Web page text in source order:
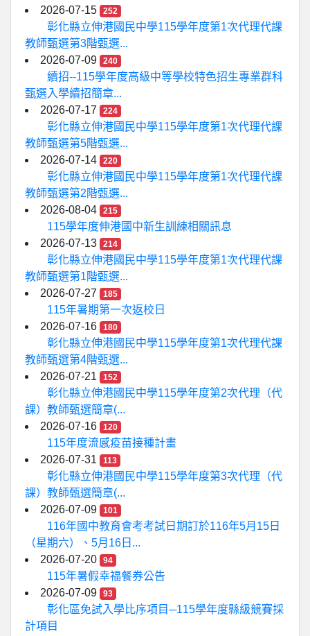
2026-07-15
252
彰化縣立伸港國民中學115學年度第1次代理代課
教師甄選第3階甄選...
2026-07-09
240
續招--115學年度高級中等學校特色招生專業群科
甄選入學續招簡章...
2026-07-17
224
彰化縣立伸港國民中學115學年度第1次代理代課
教師甄選第5階甄選...
2026-07-14
220
彰化縣立伸港國民中學115學年度第1次代理代課
教師甄選第2階甄選...
2026-08-04
215
115學年度伸港國中新生訓練相關訊息
2026-07-13
214
彰化縣立伸港國民中學115學年度第1次代理代課
教師甄選第1階甄選...
2026-07-27
185
115年暑期第一次返校日
2026-07-16
180
彰化縣立伸港國民中學115學年度第1次代理代課
教師甄選第4階甄選...
2026-07-21
152
彰化縣立伸港國民中學115學年度第2次代理（代
課）教師甄選簡章(...
2026-07-16
120
115年度流感疫苗接種計畫
2026-07-31
113
彰化縣立伸港國民中學115學年度第3次代理（代
課）教師甄選簡章(...
2026-07-09
101
116年國中教育會考考試日期訂於116年5月15日
（星期六）、5月16日...
2026-07-20
94
115年暑假幸福餐券公告
2026-07-09
93
彰化區免試入學比序項目─115學年度縣級競賽採
計項目